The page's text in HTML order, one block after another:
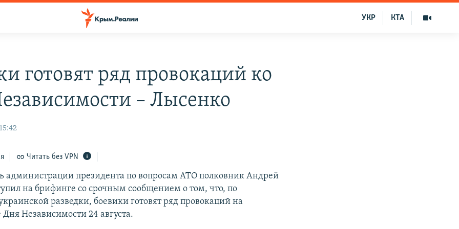
КТА
УКР
готовят ряд провокаций ко
– Лысенко
Читать без VPN
администрации президента по вопросам АТО полковник Андрей
на брифинге со срочным сообщением о том, что, по
разведки, боевики готовят ряд провокаций на
Независимости 24 августа.